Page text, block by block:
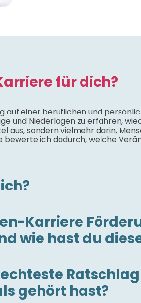
für dich?
auf einer beruflichen und
und Niederlagen zu erfahren,
aus, sondern vielmehr darin,
bewerte ich dadurch, welche
Karriere
wie hast du
gehört hast?